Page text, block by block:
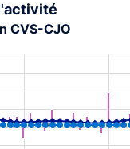
CVS-CJO